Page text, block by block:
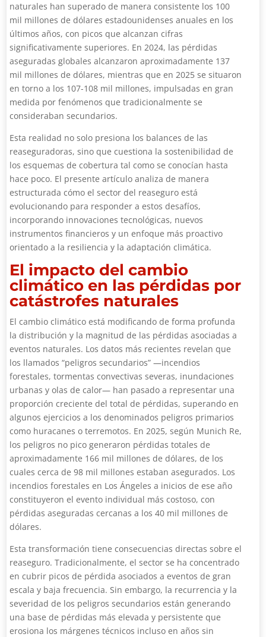
naturales han superado de manera consistente los 100
mil millones de dólares estadounidenses anuales en los
últimos años, con picos que alcanzan cifras
significativamente superiores. En 2024, las pérdidas
aseguradas globales alcanzaron aproximadamente 137
mil millones de dólares, mientras que en 2025 se situaron
en torno a los 107-108 mil millones, impulsadas en gran
medida por fenómenos que tradicionalmente se
consideraban secundarios.
Esta realidad no solo presiona los balances de las
reaseguradoras, sino que cuestiona la sostenibilidad de
los esquemas de cobertura tal como se conocían hasta
hace poco. El presente artículo analiza de manera
estructurada cómo el sector del reaseguro está
evolucionando para responder a estos desafíos,
incorporando innovaciones tecnológicas, nuevos
instrumentos financieros y un enfoque más proactivo
orientado a la resiliencia y la adaptación climática.
El impacto del cambio
climático en las pérdidas por
catástrofes naturales
El cambio climático está modificando de forma profunda
la distribución y la magnitud de las pérdidas asociadas a
eventos naturales. Los datos más recientes revelan que
los llamados “peligros secundarios” —incendios
forestales, tormentas convectivas severas, inundaciones
urbanas y olas de calor— han pasado a representar una
proporción creciente del total de pérdidas, superando en
algunos ejercicios a los denominados peligros primarios
como huracanes o terremotos. En 2025, según Munich Re,
los peligros no pico generaron pérdidas totales de
aproximadamente 166 mil millones de dólares, de los
cuales cerca de 98 mil millones estaban asegurados. Los
incendios forestales en Los Ángeles a inicios de ese año
constituyeron el evento individual más costoso, con
pérdidas aseguradas cercanas a los 40 mil millones de
dólares.
Esta transformación tiene consecuencias directas sobre el
reaseguro. Tradicionalmente, el sector se ha concentrado
en cubrir picos de pérdida asociados a eventos de gran
escala y baja frecuencia. Sin embargo, la recurrencia y la
severidad de los peligros secundarios están generando
una base de pérdidas más elevada y persistente que
erosiona los márgenes técnicos incluso en años sin